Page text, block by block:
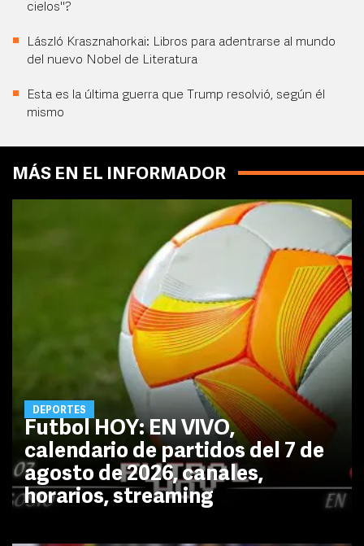
cielos"?
László Krasznahorkai: Libros para adentrarse al mundo
del nuevo Nobel de Literatura
Esta es la última guerra que Trump resolvió, según él
mismo
MÁS EN EL INFORMADOR
DEPORTES
Futbol HOY: EN VIVO,
calendario de partidos del 7 de
agosto de 2026, canales,
horarios, streaming